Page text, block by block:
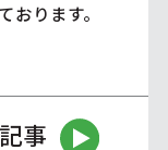
ります。
事